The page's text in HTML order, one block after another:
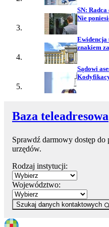
SN:
Nie
Ewidencja
znakiem
Sądowi
Baza teleadresowa
Sprawdź darmowy dostęp do
urzędów.
Rodzaj instytucji:
Województwo:
Szukaj danych kontaktowych